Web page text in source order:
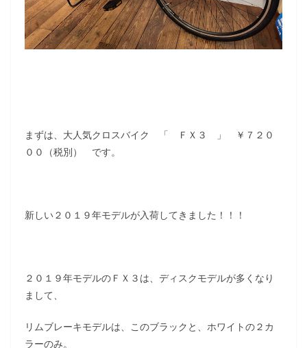
まずは、大人気クロスバイク 「 ＦＸ３ 」 ￥７２０
００（税別） です。
新しい２０１９年モデルが入荷してきました！！！
２０１９年モデルのＦＸ３は、ディスクモデルが多くなり
まして、
リムブレーキモデルは、このブラックと、ホワイトの２カ
ラーのみ。